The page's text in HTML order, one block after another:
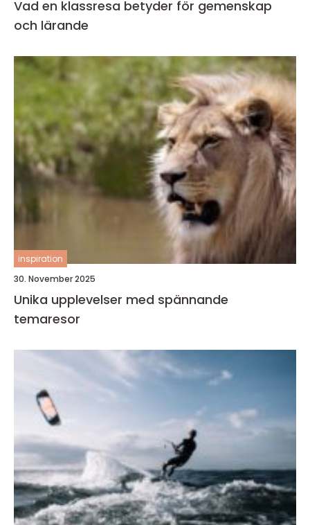
Vad en klassresa betyder för gemenskap
och lärande
inspiration
30. November 2025
Unika upplevelser med spännande
temaresor